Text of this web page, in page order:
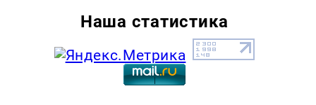
Наша статистика